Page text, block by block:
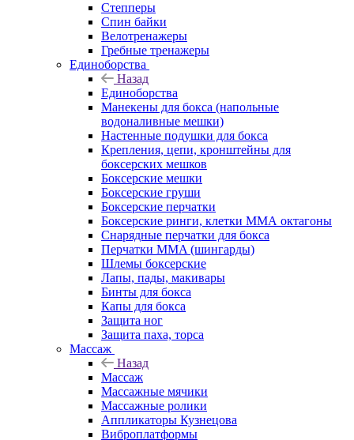
Степперы
Спин байки
Велотренажеры
Гребные тренажеры
Единоборства
Назад
Единоборства
Манекены для бокса (напольные
водоналивные мешки)
Настенные подушки для бокса
Крепления, цепи, кронштейны для
боксерских мешков
Боксерские мешки
Боксерские груши
Боксерские перчатки
Боксерские ринги, клетки ММА октагоны
Снарядные перчатки для бокса
Перчатки MMA (шингарды)
Шлемы боксерские
Лапы, пады, макивары
Бинты для бокса
Капы для бокса
Защита ног
Защита паха, торса
Массаж
Назад
Массаж
Массажные мячики
Массажные ролики
Аппликаторы Кузнецова
Виброплатформы